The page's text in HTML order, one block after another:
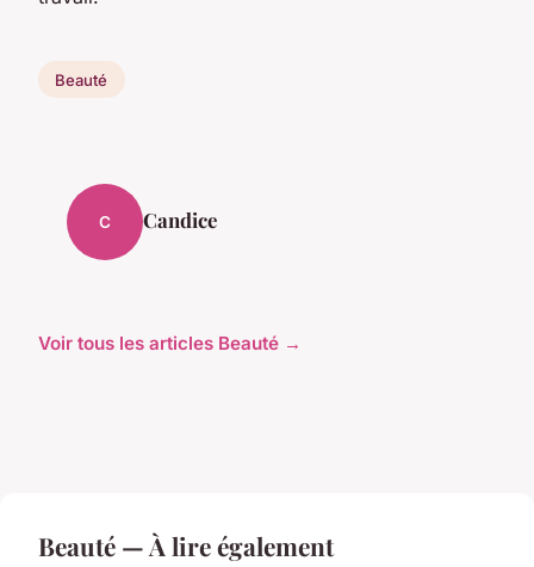
Beauté
C Candice
Voir tous les articles Beauté →
Beauté — À lire également